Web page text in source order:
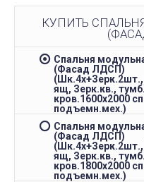
КУПИТЬ
Спальня
(Фасад ЛДСП)
ящ, Зерк.кв.,
кров.1600х2000
подъемн.мех.)
Спальня
(Фасад ЛДСП)
ящ, Зерк.кв.,
кров.1800х2000
подъемн.мех.)